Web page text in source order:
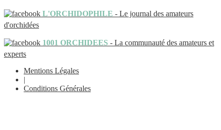
L'ORCHIDOPHILE - Le journal des amateurs
d'orchidées
1001 ORCHIDEES - La communauté des amateurs et
experts
Mentions Légales
|
Conditions Générales